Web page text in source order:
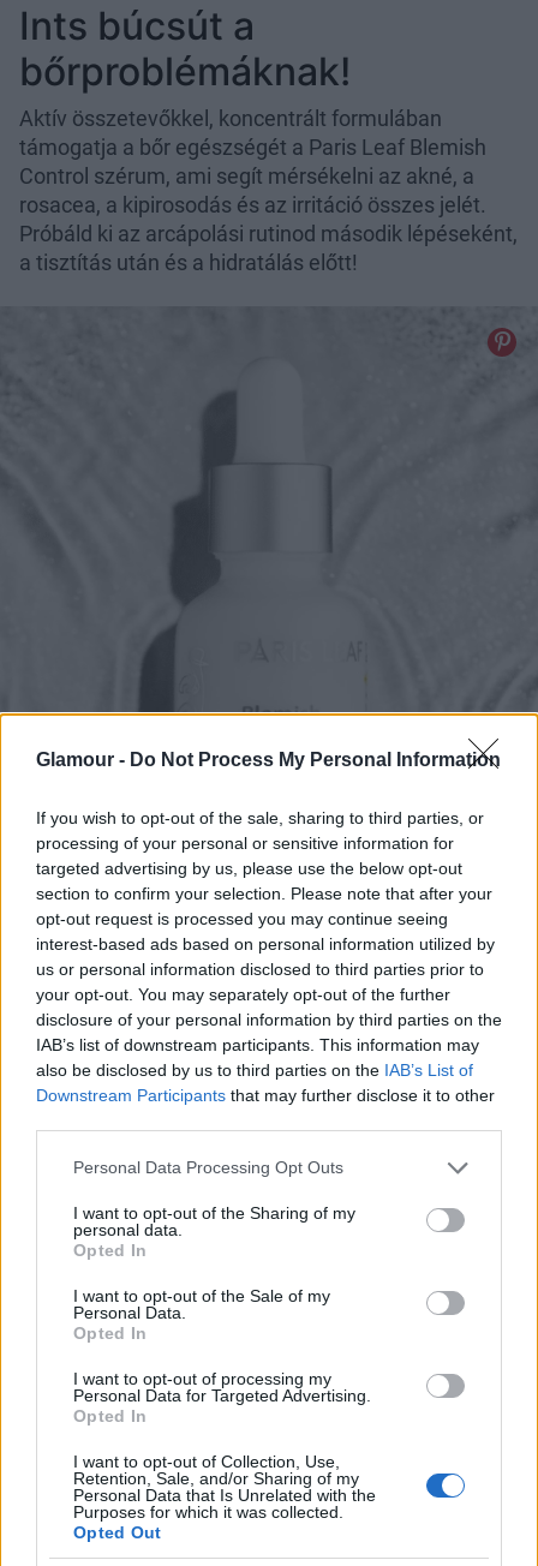
Glamour - Do Not Process My Personal Information
If you wish to opt-out of the sale, sharing to third parties, or
processing of your personal or sensitive information for
targeted advertising by us, please use the below opt-out
section to confirm your selection. Please note that after your
opt-out request is processed you may continue seeing
interest-based ads based on personal information utilized by
us or personal information disclosed to third parties prior to
your opt-out. You may separately opt-out of the further
disclosure of your personal information by third parties on the
IAB’s list of downstream participants. This information may
also be disclosed by us to third parties on the IAB’s List of
Downstream Participants that may further disclose it to other
Please note that this website/app uses one or more Google
not limited to your visit or usage behaviour. You may click to
grant or deny consent to Google and its third-party tags to
use your data for below specified purposes in below Google
consent section.
Personal Data Processing Opt Outs
I want to opt-out of the Sharing of my
personal data.
Opted In
I want to opt-out of the Sale of my
Personal Data.
Opted In
I want to opt-out of processing my
Personal Data for Targeted Advertising.
Opted In
I want to opt-out of Collection, Use,
Retention, Sale, and/or Sharing of my
Personal Data that Is Unrelated with the
Purposes for which it was collected.
Opted Out
Ints búcsút a
bőrproblémáknak!
Aktív összetevőkkel, koncentrált formulában
támogatja a bőr egészségét a Paris Leaf Blemish
Control szérum, ami segít mérsékelni az akné, a
rosacea, a kipirosodás és az irritáció összes jelét.
Próbáld ki az arcápolási rutinod második lépéseként,
a tisztítás után és a hidratálás előtt!
Blemish Control szérum PARIS LEAF 13 990 Ft/30 ml
Fotó:
Paris Leaf
Kipróbáltuk a TESLA szájzuhanyt, és
most veled is megosztjuk a